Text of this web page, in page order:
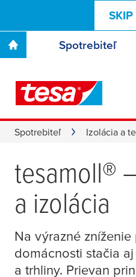
Spotrebiteľ
Spotrebiteľ Izolácia a
tesamoll®
a izolácia
Na výrazné
domácnosti stačia
a trhliny. Prievan